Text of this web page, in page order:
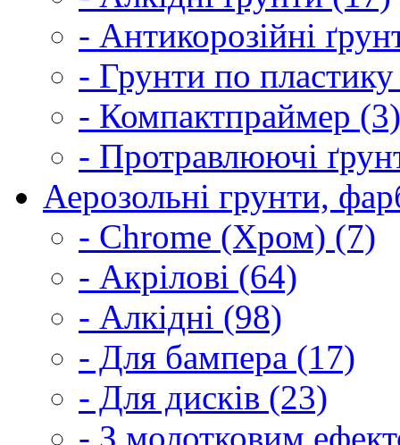
- Антикорозійні
- Грунти по
- Компактпраймер (3)
- Протравлюючі
Аерозольні грунти,
- Chrome (Хром) (7)
- Акрілові (64)
- Алкідні (98)
- Для бампера (17)
- Для дисків (23)
- З молотковим